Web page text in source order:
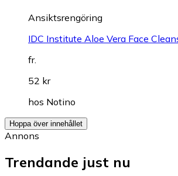
Ansiktsrengöring
IDC Institute Aloe Vera Face
fr.
52 kr
hos Notino
Hoppa över innehållet
Annons
Trendande just nu